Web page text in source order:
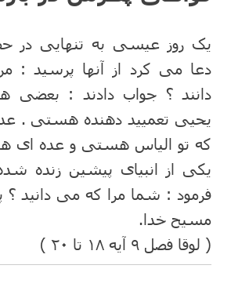
یک روز عیسی به تنهایی در
دعا می کرد از آنها پرسید :
دانند ؟ جواب دادند : بعضی
یحیی تعمیید دهنده هستی .
که تو الیاس هستی و عده ای
یکی از انبیای پیشین زنده
فرمود : شما مرا که می دانید
مسیح خدا.
( لوقا فصل ۹ آیه ۱۸ تا ۲۰ )